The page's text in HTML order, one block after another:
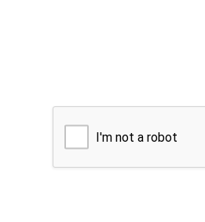
I'm not a robot